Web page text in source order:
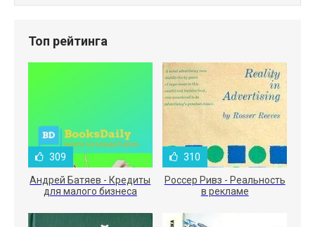
Топ рейтинга
309
Андрей Батяев - Кредиты
для малого бизнеса
310
Россер Ривз - Реальность
в рекламе